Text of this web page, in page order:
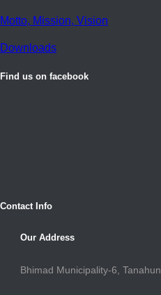
Motto, Mission, Vision
Downloads
Find us on facebook
Contact Info
Our Address
Bhimad Municipality-6, Tanahun